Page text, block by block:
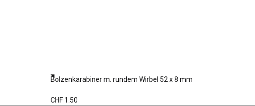
Bolzenkarabiner m. rundem Wirbel 52 x 8 mm
CHF 1.50